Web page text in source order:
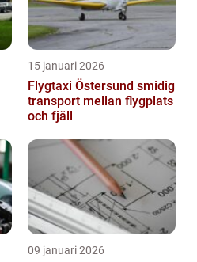
15 januari 2026
Flygtaxi Östersund smidig
transport mellan flygplats
och fjäll
09 januari 2026